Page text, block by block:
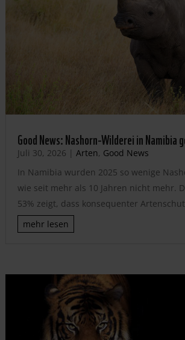
Good News: Nashorn-Wilderei in Namibia
Juli 30, 2026 | Arten, Good News
In Namibia wurden 2025 so wenige
wie seit mehr als 10 Jahren nicht mehr.
53% zeigt, dass konsequenter
mehr lesen